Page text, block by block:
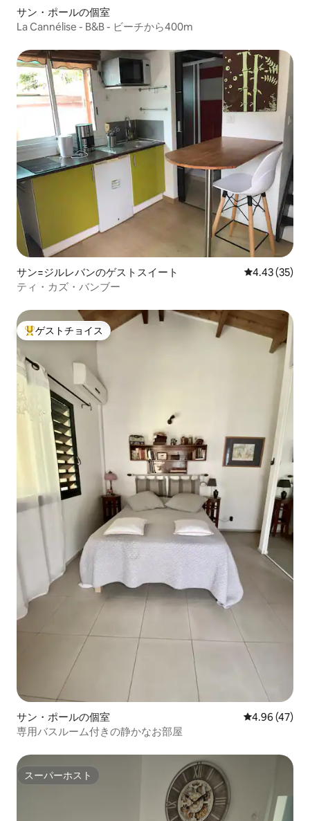
サン・ポールの個室
La Cannélise - B&B - ビーチから400m
サン=ジルレバンのゲストスイート レビュー35
4.43 (35)
ティ・カズ・バンブー
大好評のゲストチョイスです。
ゲストチョイス
サン・ポールの個室 レビュー47
4.96 (47)
専用バスルーム付きの静かなお部屋
スーパーホスト
スーパーホスト